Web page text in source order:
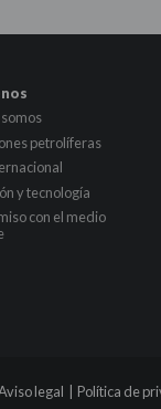
petrolíferas
y tecnología
con el medio
legal Política de